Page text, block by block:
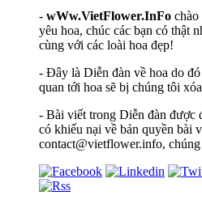
- wWw.VietFlower.InFo chào
yêu hoa, chúc các bạn có thật
cùng với các loài hoa đẹp!
- Đây là Diễn đàn về hoa do
quan tới hoa sẽ bị chúng tôi
- Bài viết trong Diễn đàn được
có khiếu nại về bản quyền bài
contact@vietflower.info,